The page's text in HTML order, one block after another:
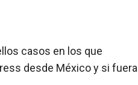
casos en los que
desde México y si fuera